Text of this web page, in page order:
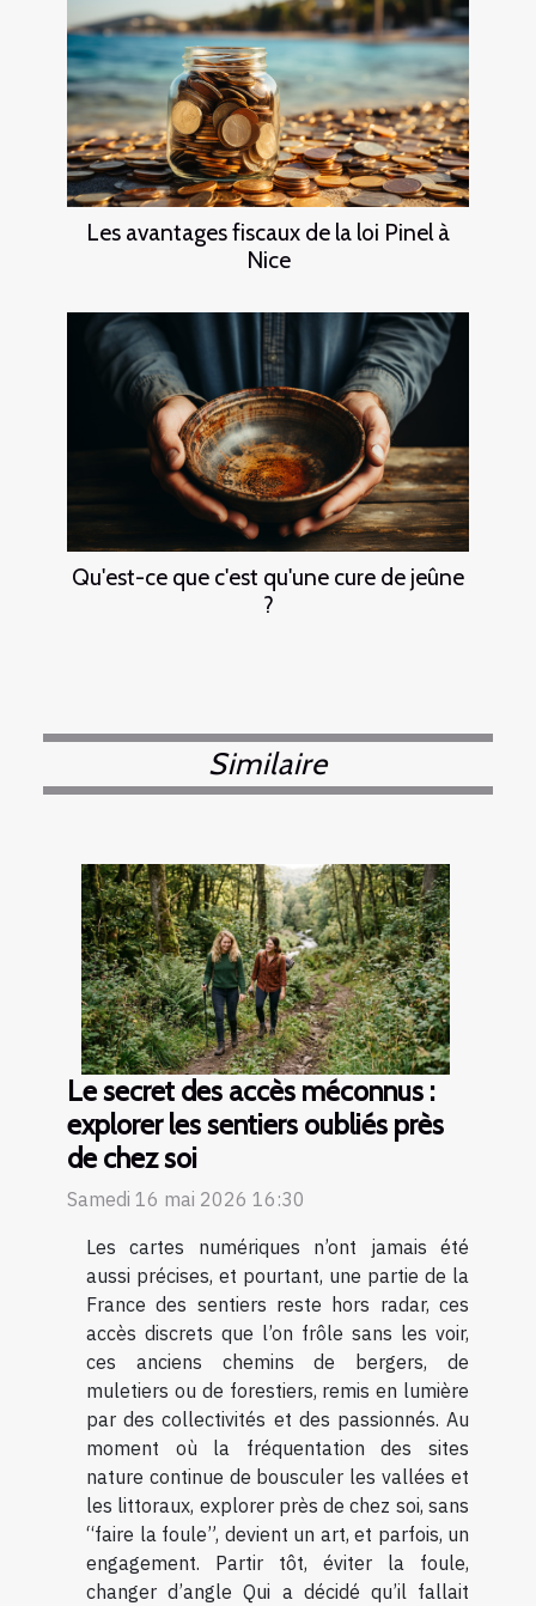
Les avantages fiscaux de la loi Pinel à
Nice
Qu'est-ce que c'est qu'une cure de jeûne
?
Similaire
Le secret des accès méconnus :
explorer les sentiers oubliés près
de chez soi
Samedi 16 mai 2026 16:30
Les cartes numériques n’ont jamais été
aussi précises, et pourtant, une partie de la
France des sentiers reste hors radar, ces
accès discrets que l’on frôle sans les voir,
ces anciens chemins de bergers, de
muletiers ou de forestiers, remis en lumière
par des collectivités et des passionnés. Au
moment où la fréquentation des sites
nature continue de bousculer les vallées et
les littoraux, explorer près de chez soi, sans
“faire la foule”, devient un art, et parfois, un
engagement. Partir tôt, éviter la foule,
changer d’angle Qui a décidé qu’il fallait